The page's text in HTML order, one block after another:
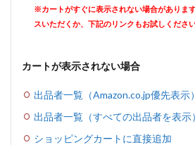
※カートがすぐに表示されない場合がありま
スいただくか、下記のリンクもお試しください
カートが表示されない場合
出品者一覧（Amazon.co.jp優先表示）
出品者一覧（すべての出品者を表示）
ショッピングカートに直接追加